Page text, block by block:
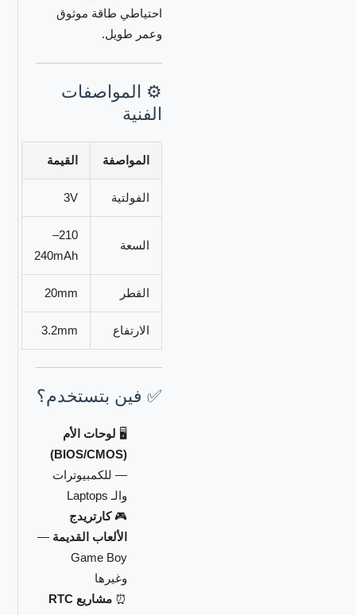
احتياطي طاقة موثوق
وعمر طويل.
⚙️ المواصفات
الفنية
المواصفة القيمة
الفولتية 3V
السعة
210–
240mAh
القطر 20mm
الارتفاع 3.2mm
✅ فين بتستخدم؟
🖥️ لوحات الأم
(BIOS/CMOS)
— للكمبيوترات
والـ Laptops
🎮كارتريدج
الألعاب القديمة —
Game Boy
وغيرها
⏰
مشاريع RTC